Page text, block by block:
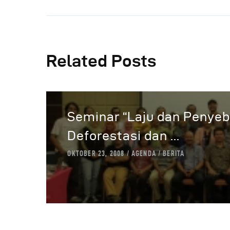
Related Posts
Seminar “Laju dan
Deforestasi dan ...
OKTOBER 23, 2008 AGENDA BERITA